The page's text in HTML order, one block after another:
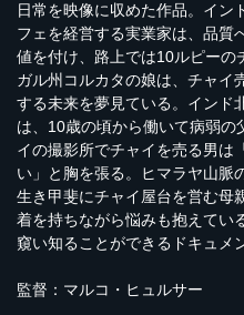
日常を映像に収めた作品。イン
フェを経営する実業家は、品質
値を付け、路上では10ルピーの
ガル州コルカタの娘は、チャイ
する未来を夢見ている。インド
は、10歳の頃から働いて病弱
イの撮影所でチャイを売る男は
い」と胸を張る。ヒマラヤ山脈
生き甲斐にチャイ屋台を営む母
着を持ちながら悩みも抱えてい
窺い知ることができるドキュメ
監督：マルコ・ヒュルサー